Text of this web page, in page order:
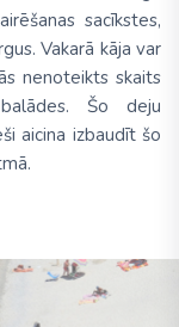
sacīkstes,
Vakarā kāja var
nenoteikts skaits
Šo deju
aicina izbaudīt šo